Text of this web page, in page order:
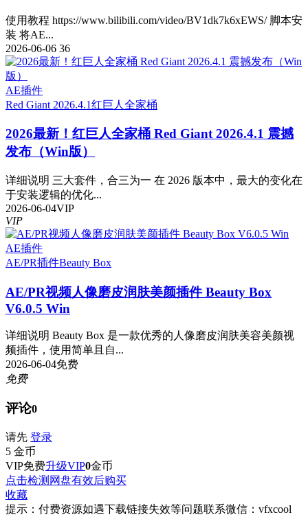
使用教程 https://www.bilibili.com/video/BV1dk7k6xEWS/ 脚本安
装 将AE...
2026-06-06 36
AE插件
Red Giant 2026.4.1红巨人全家桶
2026最新！红巨人全家桶 Red Giant 2026.4.1 震撼
发布（Win版）
详细说明 三大套件，合三为一 在 2026 版本中，最大的变化在
于安装逻辑的优化...
2026-06-04VIP
VIP
AE插件
AE/PR插件Beauty Box
AE/PR视频人像磨皮润肤美颜插件 Beauty Box
V6.0.5 Win
详细说明 Beauty Box 是一款优秀的人像磨皮润肤美容美颜视
频插件，使用简单且自...
2026-06-04免费
免费
评论0
请先 登录
5 金币
VIP免费升级VIP0金币
点击检测网盘有效后购买
收藏
提示：付费资源如遇下载链接失效等问题联系微信：vfxcool